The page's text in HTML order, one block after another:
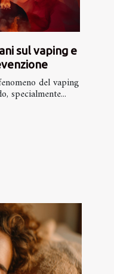
sul vaping e
del vaping
specialmente...